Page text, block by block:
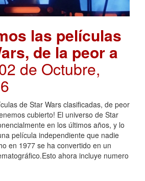
las películas
de la peor a
de Octubre,
de Star Wars clasificadas, de peor
cubierto! El universo de Star
en los últimos años, y lo
película independiente que nadie
en 1977 se ha convertido en un
ahora incluye numero